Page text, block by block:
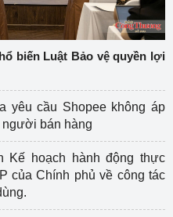
biến Luật Bảo vệ quyền lợi
yêu cầu Shopee không áp
bán hàng
Kế hoạch hành động thực
của Chính phủ về công tác